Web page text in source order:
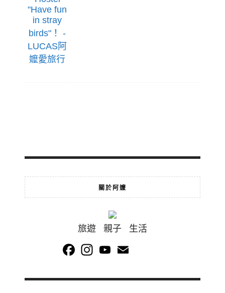
關於阿嬤
旅遊 親子 生活
FacebookInstagramYouTube
Channel